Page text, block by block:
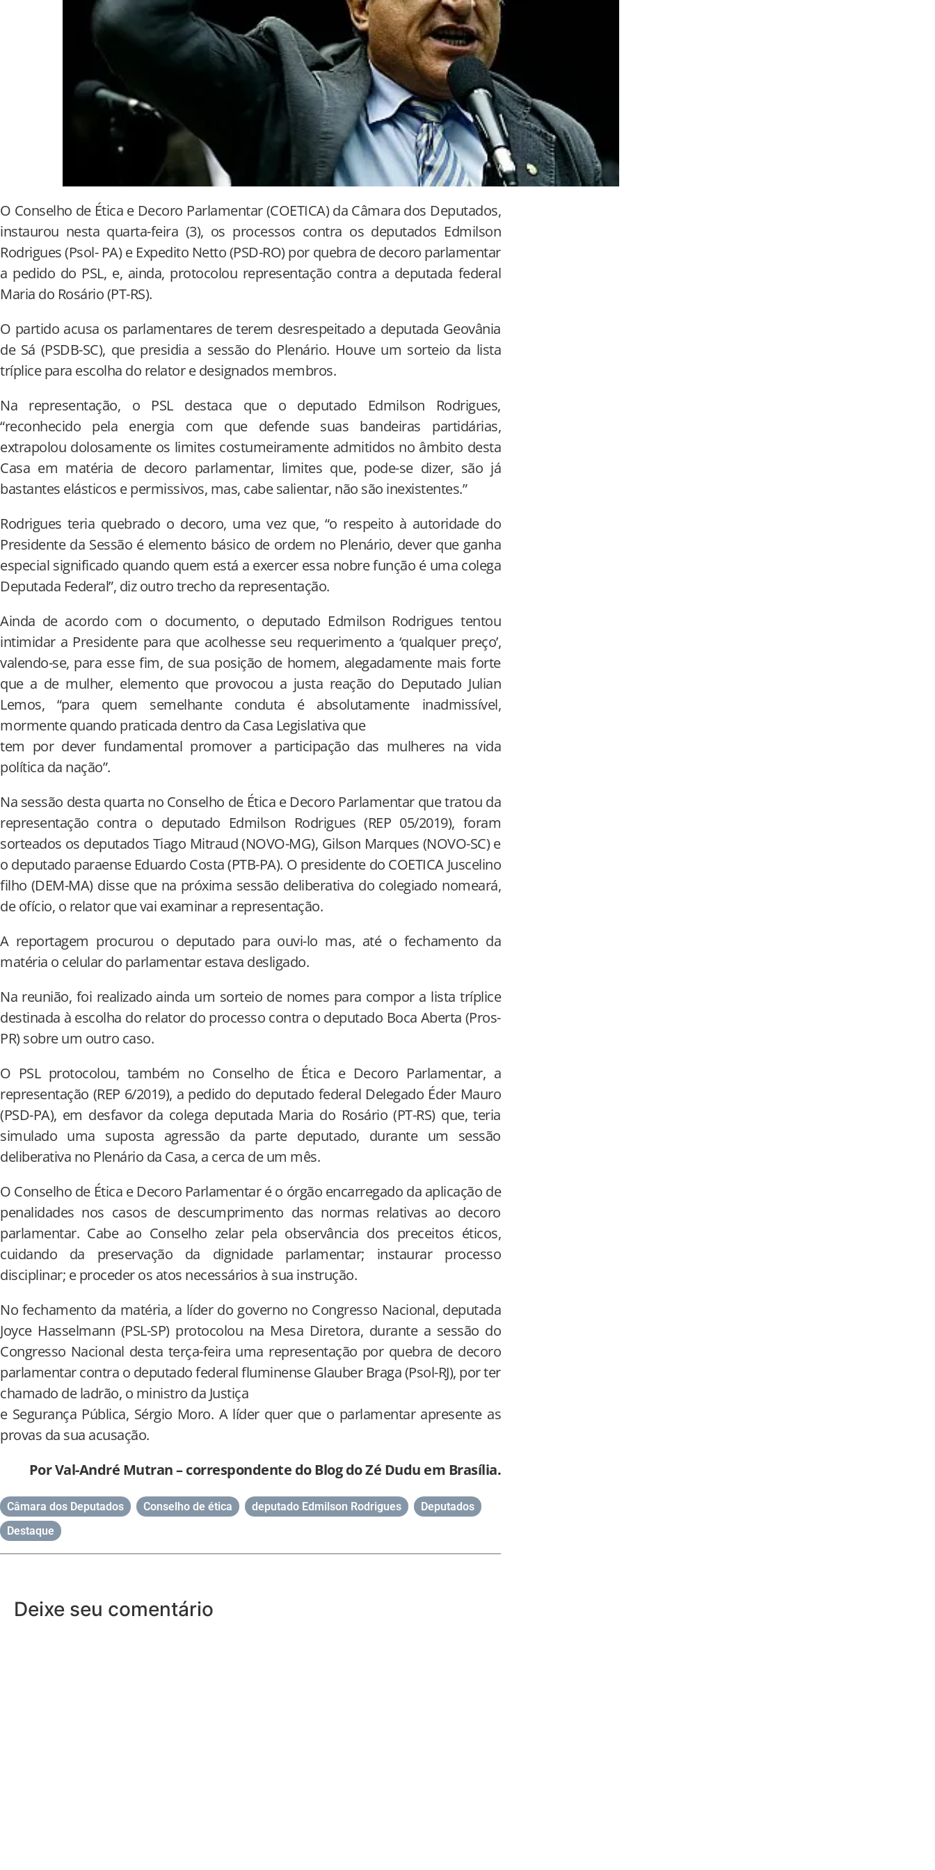
O Conselho de Ética e Decoro Parlamentar (COETICA) da Câmara dos Deputados,
instaurou nesta quarta-feira (3), os processos contra os deputados Edmilson
Rodrigues (Psol- PA) e Expedito Netto (PSD-RO) por quebra de decoro parlamentar
a pedido do PSL, e, ainda, protocolou representação contra a deputada federal
Maria do Rosário (PT-RS).
O partido acusa os parlamentares de terem desrespeitado a deputada Geovânia
de Sá (PSDB-SC), que presidia a sessão do Plenário. Houve um sorteio da lista
tríplice para escolha do relator e designados membros.
Na representação, o PSL destaca que o deputado Edmilson Rodrigues,
“reconhecido pela energia com que defende suas bandeiras partidárias,
extrapolou dolosamente os limites costumeiramente admitidos no âmbito desta
Casa em matéria de decoro parlamentar, limites que, pode-se dizer, são já
bastantes elásticos e permissivos, mas, cabe salientar, não são inexistentes.”
Rodrigues teria quebrado o decoro, uma vez que, “o respeito à autoridade do
Presidente da Sessão é elemento básico de ordem no Plenário, dever que ganha
especial significado quando quem está a exercer essa nobre função é uma colega
Deputada Federal”, diz outro trecho da representação.
Ainda de acordo com o documento, o deputado Edmilson Rodrigues tentou
intimidar a Presidente para que acolhesse seu requerimento a ‘qualquer preço’,
valendo-se, para esse fim, de sua posição de homem, alegadamente mais forte
que a de mulher, elemento que provocou a justa reação do Deputado Julian
Lemos, “para quem semelhante conduta é absolutamente inadmissível,
mormente quando praticada dentro da Casa Legislativa que
tem por dever fundamental promover a participação das mulheres na vida
política da nação”.
Na sessão desta quarta no Conselho de Ética e Decoro Parlamentar que tratou da
representação contra o deputado Edmilson Rodrigues (REP 05/2019), foram
sorteados os deputados Tiago Mitraud (NOVO-MG), Gilson Marques (NOVO-SC) e
o deputado paraense Eduardo Costa (PTB-PA). O presidente do COETICA Juscelino
filho (DEM-MA) disse que na próxima sessão deliberativa do colegiado nomeará,
de ofício, o relator que vai examinar a representação.
A reportagem procurou o deputado para ouvi-lo mas, até o fechamento da
matéria o celular do parlamentar estava desligado.
Na reunião, foi realizado ainda um sorteio de nomes para compor a lista tríplice
destinada à escolha do relator do processo contra o deputado Boca Aberta (Pros-
PR) sobre um outro caso.
O PSL protocolou, também no Conselho de Ética e Decoro Parlamentar, a
representação (REP 6/2019), a pedido do deputado federal Delegado Éder Mauro
(PSD-PA), em desfavor da colega deputada Maria do Rosário (PT-RS) que, teria
simulado uma suposta agressão da parte deputado, durante um sessão
deliberativa no Plenário da Casa, a cerca de um mês.
O Conselho de Ética e Decoro Parlamentar é o órgão encarregado da aplicação de
penalidades nos casos de descumprimento das normas relativas ao decoro
parlamentar. Cabe ao Conselho zelar pela observância dos preceitos éticos,
cuidando da preservação da dignidade parlamentar; instaurar processo
disciplinar; e proceder os atos necessários à sua instrução.
No fechamento da matéria, a líder do governo no Congresso Nacional, deputada
Joyce Hasselmann (PSL-SP) protocolou na Mesa Diretora, durante a sessão do
Congresso Nacional desta terça-feira uma representação por quebra de decoro
parlamentar contra o deputado federal fluminense Glauber Braga (Psol-RJ), por ter
chamado de ladrão, o ministro da Justiça
e Segurança Pública, Sérgio Moro. A líder quer que o parlamentar apresente as
provas da sua acusação.
Por Val-André Mutran – correspondente do Blog do Zé Dudu em Brasília.
Câmara dos Deputados Conselho de ética deputado Edmilson Rodrigues Deputados
Destaque
Deixe seu comentário